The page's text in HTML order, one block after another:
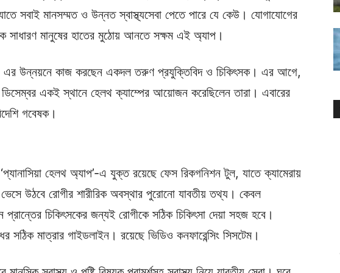
সবাই মানসম্মত ও উন্নত স্বাস্থ্যসেবা পেতে পারে যে কেউ। যোগাযোগের
সাধারণ মানুষের হাতের মুঠোয় আনতে সক্ষম এই অ্যাপ।
ও এর উন্নয়নে কাজ করছেন একদল তরুণ প্রযুক্তিবিদ ও চিকিৎসক। এর আগে,
একই স্থানে হেলথ ক্যাম্পের আয়োজন করেছিলেন তারা। এবারের
গবেষক।
হেলথ অ্যাপ’-এ যুক্ত রয়েছে ফেস রিকগনিশন টুল, যাতে ক্যামেরায়
উঠবে রোগীর শারীরিক অবস্থার পুরোনো যাবতীয় তথ্য। কেবল
প্রান্তের চিকিৎসকের জন্যই রোগীকে সঠিক চিকিৎসা দেয়া সহজ হবে।
সঠিক মাত্রার গাইডলাইন। রয়েছে ভিডিও কনফারেন্সিং সিসটেম।